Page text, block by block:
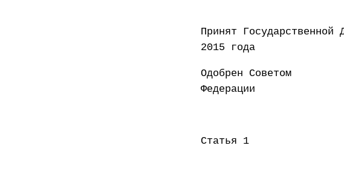
Принят
2015 года
Одобрен Советом
Федерации
Статья 1